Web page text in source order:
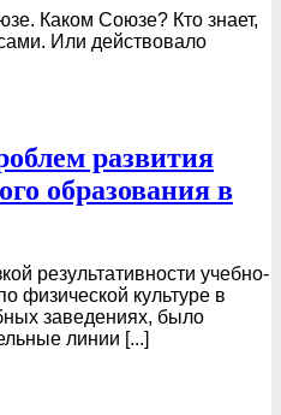
Каком Союзе? Кто знает,
Или действовало
развития
образования в
результативности учебно-
физической культуре в
заведениях, было
линии [...]